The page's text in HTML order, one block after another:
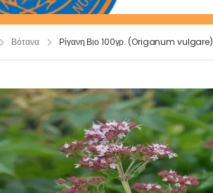
Βότανα Ρίγανη Βιο 100γρ. (Origanum vulgare)